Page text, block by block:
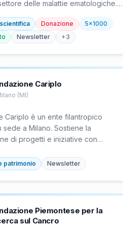
delle malattie ematologiche.
leucemie, linfomi e mieloma,
e famiglie durante il percorso di
Donazione
5x1000
Newsletter +3
Cariplo
(MI)
Cariplo è un ente filantropico
sede a Milano. Sostiene la
di progetti e iniziative con
nelle province piemontesi di
Cusio-Ossola, attraverso
dell'ambiente, dei servizi
e della ricerca scientifica.
patrimonio Newsletter
Piemontese per la
sul Cancro